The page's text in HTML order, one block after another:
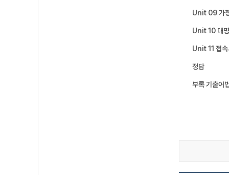
Unit 09 가
Unit 10 대
Unit 11 접속
정답
부록 기출어